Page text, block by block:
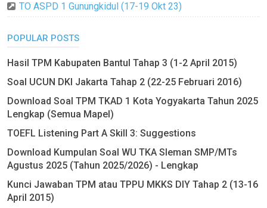
TO ASPD 1 Gunungkidul (17-19 Okt 23)
POPULAR POSTS
Hasil TPM Kabupaten Bantul Tahap 3 (1-2 April 2015)
Soal UCUN DKI Jakarta Tahap 2 (22-25 Februari 2016)
Download Soal TPM TKAD 1 Kota Yogyakarta Tahun 2025
Lengkap (Semua Mapel)
TOEFL Listening Part A Skill 3: Suggestions
Download Kumpulan Soal WU TKA Sleman SMP/MTs
Agustus 2025 (Tahun 2025/2026) - Lengkap
Kunci Jawaban TPM atau TPPU MKKS DIY Tahap 2 (13-16
April 2015)